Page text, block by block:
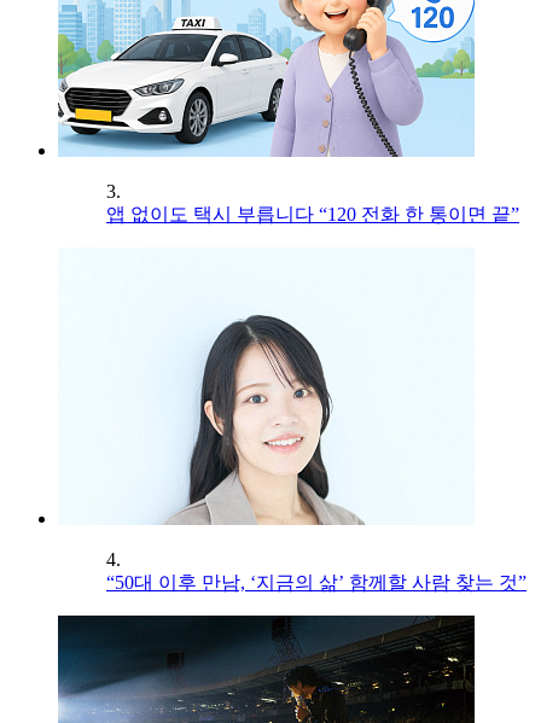
3.
앱 없이도 택시 부릅니다 “120 전화 한 통이면 끝”
4.
“50대 이후 만남, ‘지금의 삶’ 함께할 사람 찾는 것”